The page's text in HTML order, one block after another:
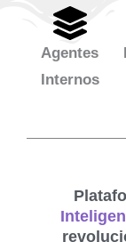
Agentes
Internos